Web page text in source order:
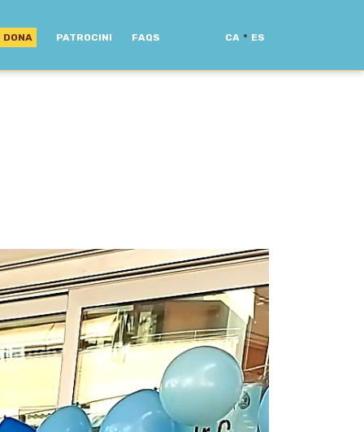
DONA PATROCINI FAQS CA · ES